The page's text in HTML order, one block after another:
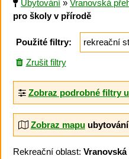
Ubytování » Vranovská
pro školy v přírodě
Použité filtry: rekreační
Zrušit filtry
Zobraz podrobné filtry
Zobraz mapuubytování
Rekreační oblast: